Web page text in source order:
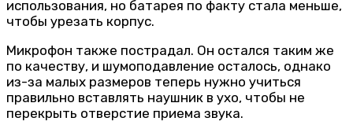
использования, но батарея по факту стала меньше,
чтобы урезать корпус.
Микрофон также пострадал. Он остался таким же
по качеству, и шумоподавление осталось, однако
из-за малых размеров теперь нужно учиться
правильно вставлять наушник в ухо, чтобы не
перекрыть отверстие приема звука.